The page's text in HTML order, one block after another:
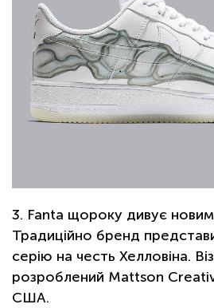
3. Fanta щороку дивує
Традиційно бренд
серію на честь Хелловіна.
розроблений Mattson
США.